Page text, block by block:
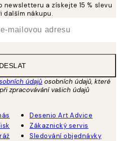
newsletteru a získejte 15 % slevu
dalším nákupu.
údajů osobních údajů, které
zpracovávání vašich údajů
Desenio Art Advice
Zákaznický servis
Sledování objednávky